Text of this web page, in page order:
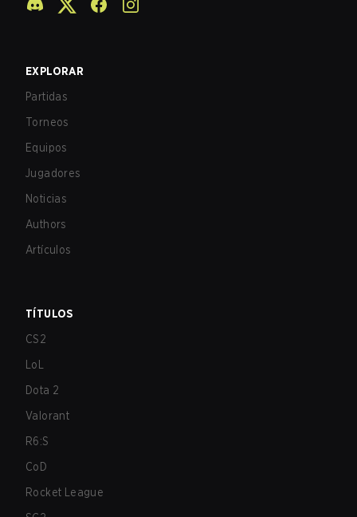
EXPLORAR
Partidas
Torneos
Equipos
Jugadores
Noticias
Authors
Artículos
TÍTULOS
CS2
LoL
Dota 2
Valorant
R6:S
CoD
Rocket League